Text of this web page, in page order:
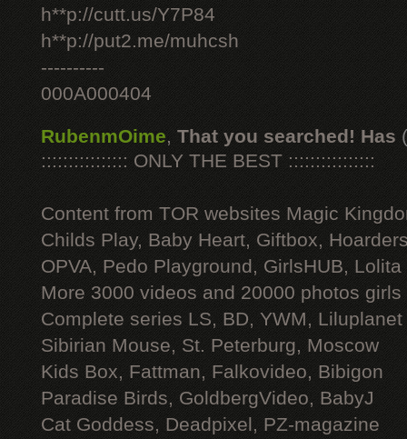
h**p://cutt.us/Y7P84
h**p://put2.me/muhcsh
----------
000A000404
RubenmOime, That you searched! Has
:::::::::::::::: ONLY THE BEST ::::::::::::::::
Content from TOR websites Magic
Childs Play, Baby Heart, Giftbox,
OPVA, Pedo Playground, GirlsHUB, Lolita
More 3000 videos and 20000 photos
Complete series LS, BD, YWM, Liluplanet
Sibirian Mouse, St. Peterburg, Moscow
Kids Box, Fattman, Falkovideo, Bibigon
Paradise Birds, GoldbergVideo, BabyJ
Cat Goddess, Deadpixel, PZ-magazine